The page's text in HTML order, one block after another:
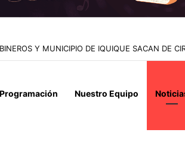
DOS MICROTRAFICANTES EN LA
Programación Nuestro Equipo